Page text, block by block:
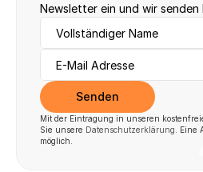
Newsletter ein und wir senden
Senden
Mit der Eintragung in unseren
Sie unsere Datenschutzerklärung .
möglich.